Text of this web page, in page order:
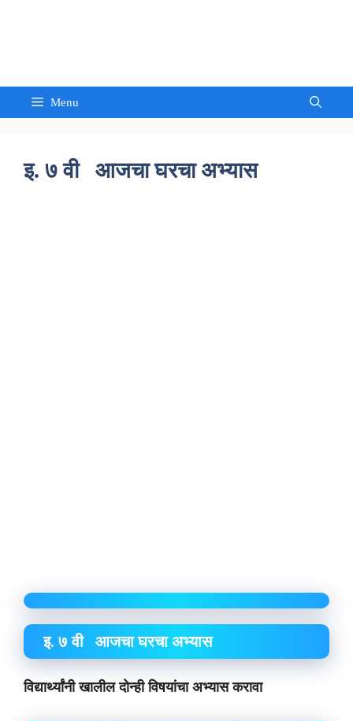
Menu
इ. ७ वी आजचा घरचा अभ्यास
इ. ७ वी आजचा घरचा अभ्यास
विद्यार्थ्यांनी खालील दोन्ही विषयांचा अभ्यास करावा